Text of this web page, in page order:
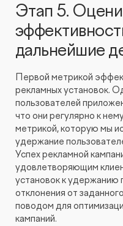
Этап 5.
дальнейшие
Первой метрикой
рекламных установок.
пользователей
что они регулярно к
метрикой, которую мы
удержание
Успех рекламной
удовлетворяющим
установок к
отклонения от
поводом для
кампаний.